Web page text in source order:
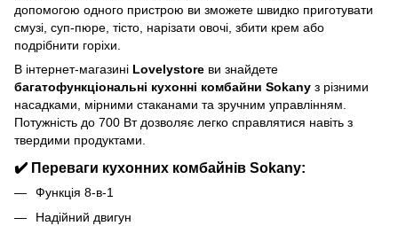
допомогою одного пристрою ви зможете швидко приготувати
смузі, суп-пюре, тісто, нарізати овочі, збити крем або
подрібнити горіхи.
В інтернет-магазині Lovelystore ви знайдете
багатофункціональні кухонні комбайни Sokany з різними
насадками, мірними стаканами та зручним управлінням.
Потужність до 700 Вт дозволяє легко справлятися навіть з
твердими продуктами.
✔️ Переваги кухонних комбайнів Sokany:
Функція 8-в-1
Надійний двигун